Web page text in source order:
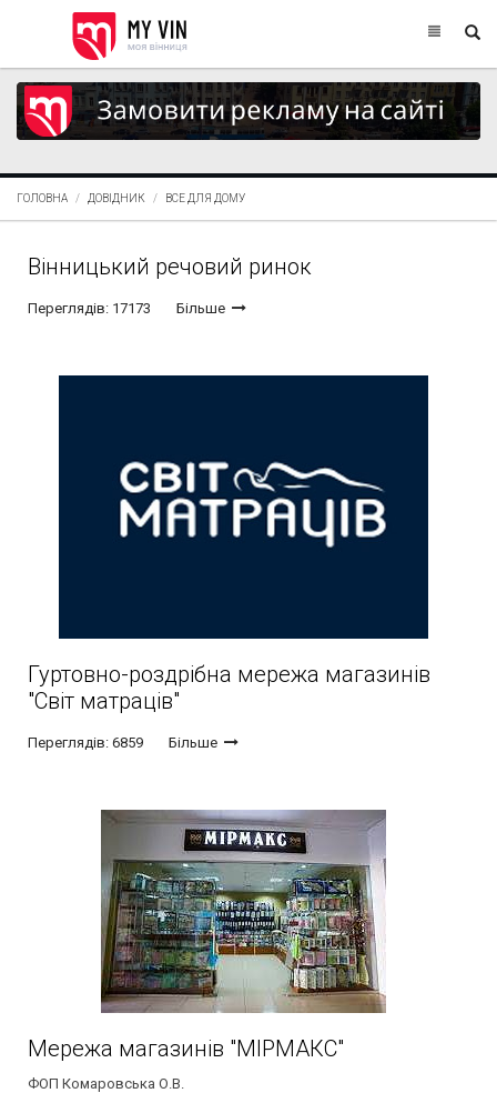
ГОЛОВНА ДОВІДНИК ВСЕ ДЛЯ ДОМУ
Вінницький речовий ринок
Переглядів: 17173 Більше
Гуртовно-роздрібна мережа магазинів
"Світ матраців"
Переглядів: 6859 Більше
Мережа магазинів "МІРМАКС"
ФОП Комаровська О.В.